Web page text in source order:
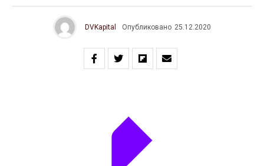
DVKapital Опубликовано 25.12.2020